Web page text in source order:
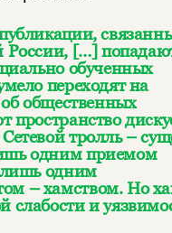
России, […]
обученных
переходят на
общественных
пространство
тролль –
одним приемом
лишь одним
– хамством. Но
слабости и